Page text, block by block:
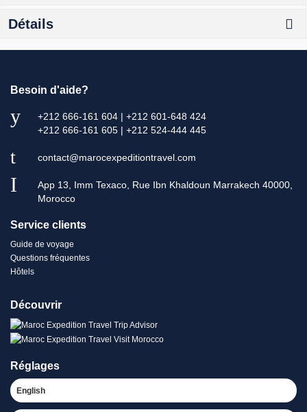
Détails
Besoin d'aide?
+212 666-161 604 | +212 601-648 424
+212 666-161 605 | +212 524-444 445
contact@marocexpeditiontravel.com
App 13, Imm Texaco, Rue Ibn Khaldoun Marrakech 40000,
Morocco
Service clients
Guide de voyage
Questions fréquentes
Hôtels
Découvrir
Réglages